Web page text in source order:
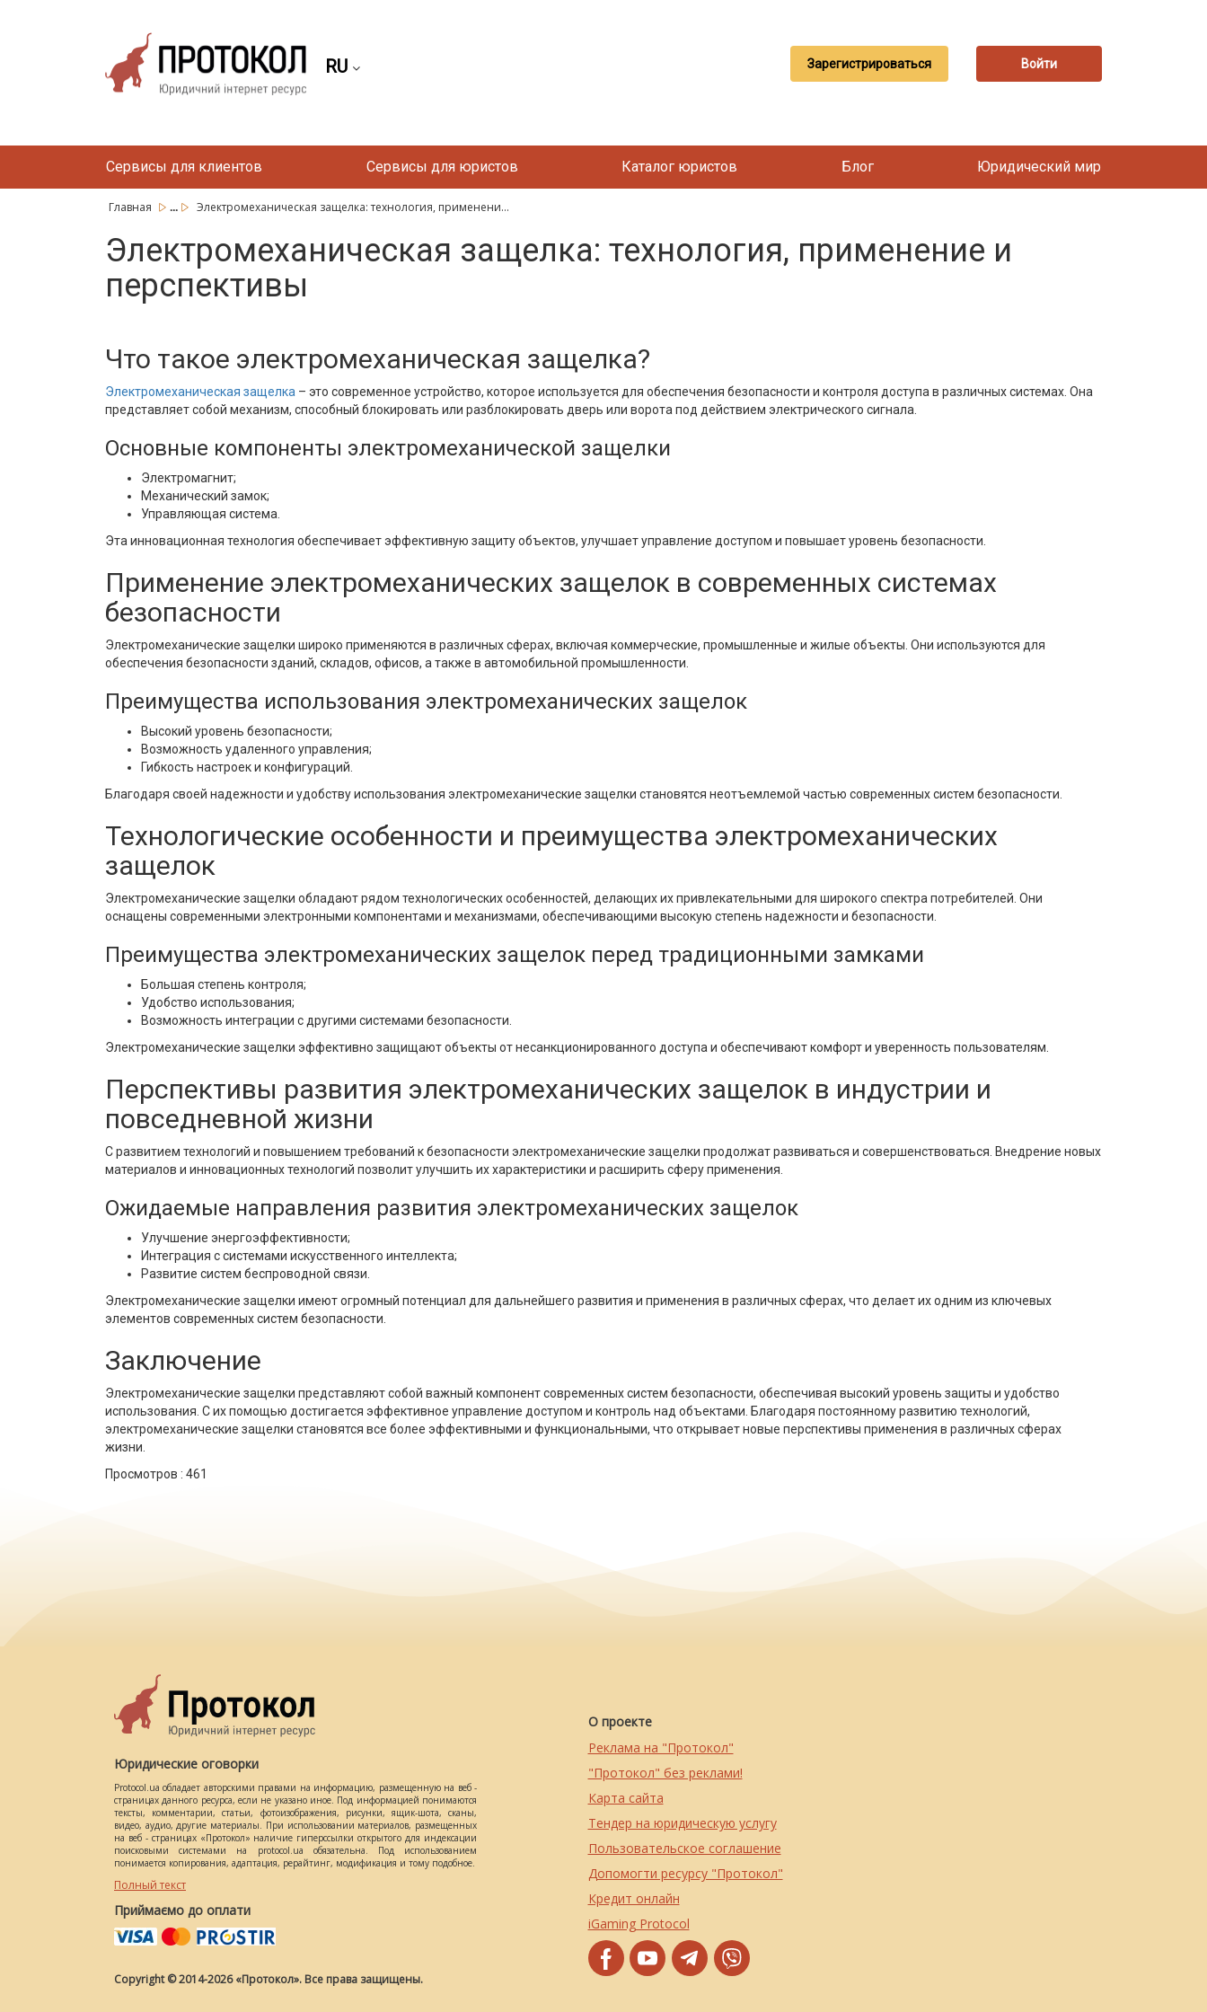
RU Зарегистрироваться Войти
Сервисы для клиентов Сервисы для юристов Каталог юристов Блог Юридический мир
Главная ... Электромеханическая защелка: технология, применени...
Электромеханическая защелка: технология, применение и
перспективы
Что такое электромеханическая защелка?
Электромеханическая защелка – это современное устройство, которое используется для обеспечения безопасности и контроля доступа в различных системах. Она
представляет собой механизм, способный блокировать или разблокировать дверь или ворота под действием электрического сигнала.
Основные компоненты электромеханической защелки
Электромагнит;
Механический замок;
Управляющая система.
Эта инновационная технология обеспечивает эффективную защиту объектов, улучшает управление доступом и повышает уровень безопасности.
Применение электромеханических защелок в современных системах
безопасности
Электромеханические защелки широко применяются в различных сферах, включая коммерческие, промышленные и жилые объекты. Они используются для
обеспечения безопасности зданий, складов, офисов, а также в автомобильной промышленности.
Преимущества использования электромеханических защелок
Высокий уровень безопасности;
Возможность удаленного управления;
Гибкость настроек и конфигураций.
Благодаря своей надежности и удобству использования электромеханические защелки становятся неотъемлемой частью современных систем безопасности.
Технологические особенности и преимущества электромеханических
защелок
Электромеханические защелки обладают рядом технологических особенностей, делающих их привлекательными для широкого спектра потребителей. Они
оснащены современными электронными компонентами и механизмами, обеспечивающими высокую степень надежности и безопасности.
Преимущества электромеханических защелок перед традиционными замками
Большая степень контроля;
Удобство использования;
Возможность интеграции с другими системами безопасности.
Электромеханические защелки эффективно защищают объекты от несанкционированного доступа и обеспечивают комфорт и уверенность пользователям.
Перспективы развития электромеханических защелок в индустрии и
повседневной жизни
С развитием технологий и повышением требований к безопасности электромеханические защелки продолжат развиваться и совершенствоваться. Внедрение новых
материалов и инновационных технологий позволит улучшить их характеристики и расширить сферу применения.
Ожидаемые направления развития электромеханических защелок
Улучшение энергоэффективности;
Интеграция с системами искусственного интеллекта;
Развитие систем беспроводной связи.
Электромеханические защелки имеют огромный потенциал для дальнейшего развития и применения в различных сферах, что делает их одним из ключевых
элементов современных систем безопасности.
Заключение
Электромеханические защелки представляют собой важный компонент современных систем безопасности, обеспечивая высокий уровень защиты и удобство
использования. С их помощью достигается эффективное управление доступом и контроль над объектами. Благодаря постоянному развитию технологий,
электромеханические защелки становятся все более эффективными и функциональными, что открывает новые перспективы применения в различных сферах
жизни.
Просмотров : 461
Юридические оговорки
Protocol.ua обладает авторскими правами на информацию, размещенную на веб -
страницах данного ресурса, если не указано иное. Под информацией понимаются
тексты, комментарии, статьи, фотоизображения, рисунки, ящик-шота, сканы,
видео, аудио, другие материалы. При использовании материалов, размещенных
на веб - страницах «Протокол» наличие гиперссылки открытого для индексации
поисковыми системами на protocol.ua обязательна. Под использованием
понимается копирования, адаптация, рерайтинг, модификация и тому подобное.
Полный текст
Приймаємо до оплати
Copyright © 2014-2026 «Протокол». Все права защищены.
О проекте
Реклама на "Протокол"
"Протокол" без реклами!
Карта сайта
Тендер на юридическую услугу
Пользовательское соглашение
Допомогти ресурсу "Протокол"
Кредит онлайн
iGaming Protocol